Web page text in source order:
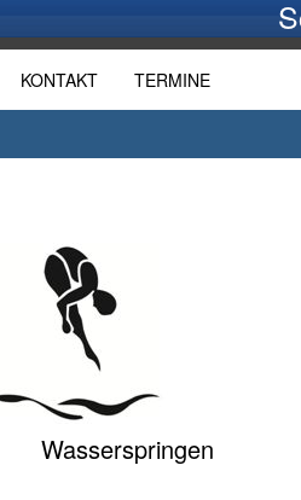
KONTAKT TERMINE
Wasserspringen